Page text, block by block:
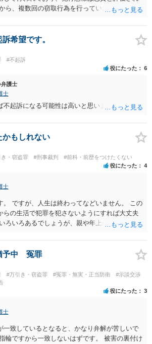
ら、複数回の窃取行為を行っていたことも悪質
、余罪を含めた全額を弁済していることは、被
復として有利に斟酌されます。 また、前科前歴
範意識が鈍磨しきっているとまでは言えず、有
家族の監督等の情状証拠を適切に提出すること
猶予判決を視野に入れることが可能な事案と思
の意見として参考ください。
希望です。
#不起訴
役にたった 6
護士
士
不起訴になる可能性は高いと思います。
かもしれない
・窃盗罪 #刑事裁判 #前科・前歴をつけたくない
役にたった 4
士
。 ですが、人生は終わってなどいません。 この
らの生活で犯罪を犯さないようにすれば大丈夫
ろいろあるでしょうが、親や年上の兄弟や信頼
予中 冤罪
#万引き・窃盗罪 #冤罪・無実・正当防衛
#示談交渉
役にたった 3
士
一致しているとなると、かなり弁解が苦しいで
輪ですから一致しないはずです。 被害の裏付け